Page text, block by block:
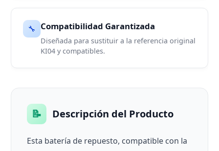
🔧 Compatibilidad Garantizada
Diseñada para sustituir a la referencia original
KI04 y compatibles.
📝 Descripción del Producto
Esta batería de repuesto, compatible con la